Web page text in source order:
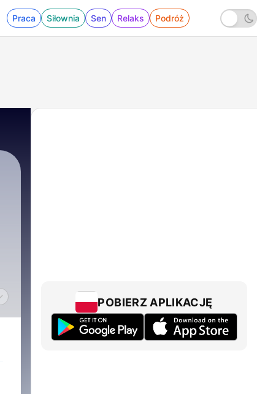
Praca Siłownia Sen Relaks Podróż
POBIERZ APLIKACJĘ